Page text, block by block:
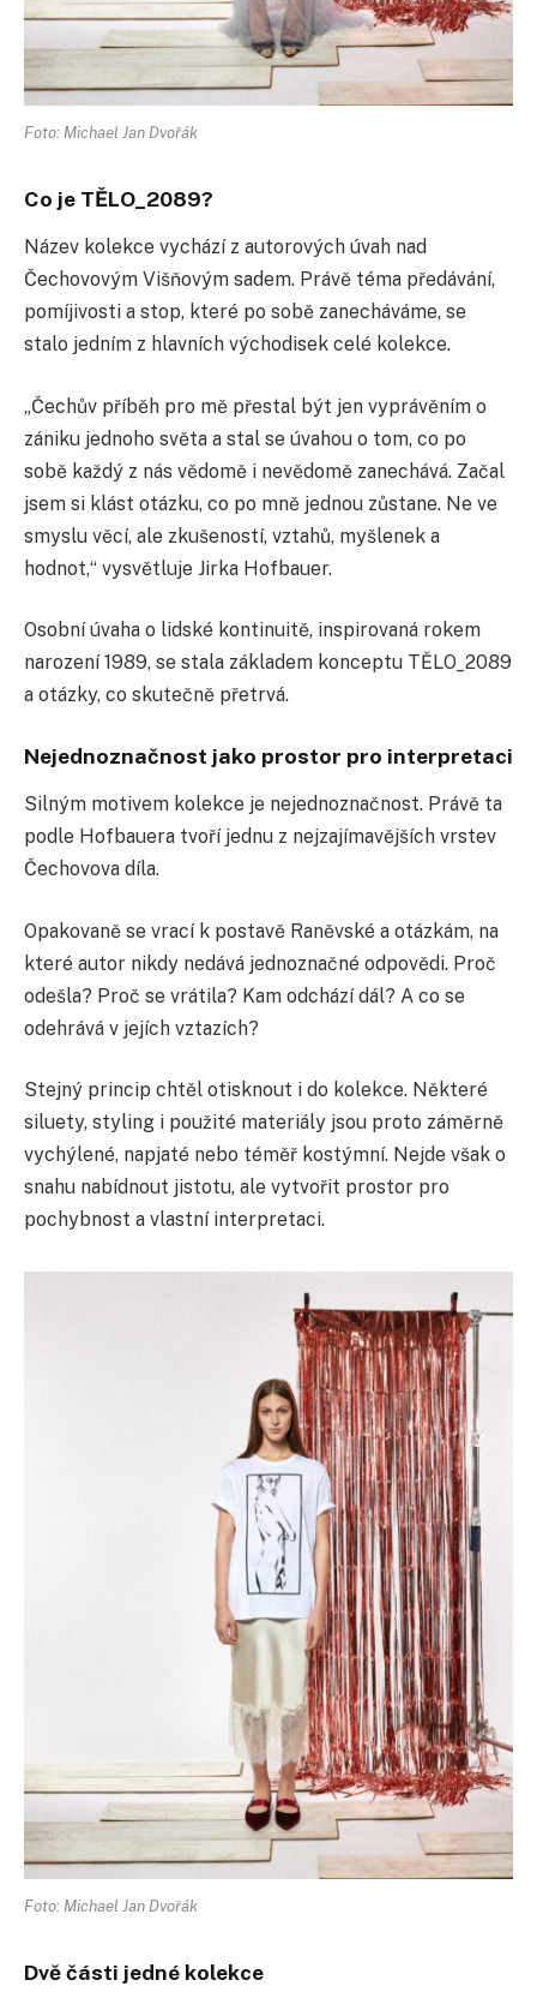
Foto: Michael Jan Dvořák
Co je TĚLO_2089?
Název kolekce vychází z autorových úvah nad
Čechovovým Višňovým sadem. Právě téma předávání,
pomíjivosti a stop, které po sobě zanecháváme, se
stalo jedním z hlavních východisek celé kolekce.
„Čechův příběh pro mě přestal být jen vyprávěním o
zániku jednoho světa a stal se úvahou o tom, co po
sobě každý z nás vědomě i nevědomě zanechává. Začal
jsem si klást otázku, co po mně jednou zůstane. Ne ve
smyslu věcí, ale zkušeností, vztahů, myšlenek a
hodnot,“ vysvětluje Jirka Hofbauer.
Osobní úvaha o lidské kontinuitě, inspirovaná rokem
narození 1989, se stala základem konceptu TĚLO_2089
a otázky, co skutečně přetrvá.
Nejednoznačnost jako prostor pro interpretaci
Silným motivem kolekce je nejednoznačnost. Právě ta
podle Hofbauera tvoří jednu z nejzajímavějších vrstev
Čechovova díla.
Opakovaně se vrací k postavě Raněvské a otázkám, na
které autor nikdy nedává jednoznačné odpovědi. Proč
odešla? Proč se vrátila? Kam odchází dál? A co se
odehrává v jejích vztazích?
Stejný princip chtěl otisknout i do kolekce. Některé
siluety, styling i použité materiály jsou proto záměrně
vychýlené, napjaté nebo téměř kostýmní. Nejde však o
snahu nabídnout jistotu, ale vytvořit prostor pro
pochybnost a vlastní interpretaci.
Foto: Michael Jan Dvořák
Dvě části jedné kolekce